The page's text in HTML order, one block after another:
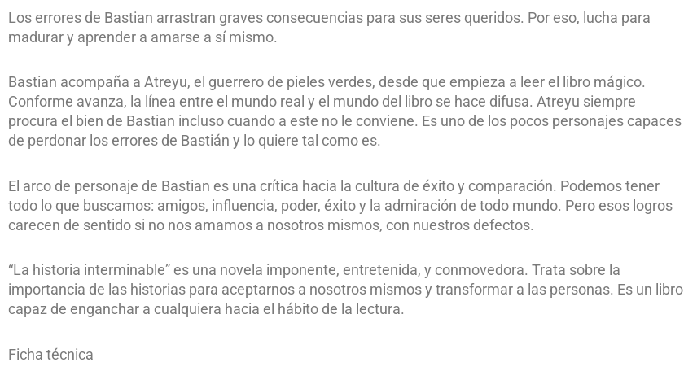
Los errores de Bastian arrastran graves consecuencias para sus seres queridos. Por eso, lucha para
madurar y aprender a amarse a sí mismo.
Bastian acompaña a Atreyu, el guerrero de pieles verdes, desde que empieza a leer el libro mágico.
Conforme avanza, la línea entre el mundo real y el mundo del libro se hace difusa. Atreyu siempre
procura el bien de Bastian incluso cuando a este no le conviene. Es uno de los pocos personajes capaces
de perdonar los errores de Bastián y lo quiere tal como es.
El arco de personaje de Bastian es una crítica hacia la cultura de éxito y comparación. Podemos tener
todo lo que buscamos: amigos, influencia, poder, éxito y la admiración de todo mundo. Pero esos logros
carecen de sentido si no nos amamos a nosotros mismos, con nuestros defectos.
“La historia interminable” es una novela imponente, entretenida, y conmovedora. Trata sobre la
importancia de las historias para aceptarnos a nosotros mismos y transformar a las personas. Es un libro
capaz de enganchar a cualquiera hacia el hábito de la lectura.
Ficha técnica